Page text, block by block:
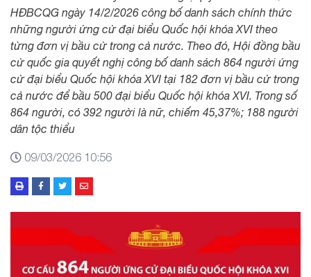
HĐBCQG ngày 14/2/2026 công bố danh sách chính thức
những người ứng cử đại biểu Quốc hội khóa XVI theo
từng đơn vị bầu cử trong cả nước. Theo đó, Hội đồng bầu
cử quốc gia quyết nghị công bố danh sách 864 người ứng
cử đại biểu Quốc hội khóa XVI tại 182 đơn vị bầu cử trong
cả nước để bầu 500 đại biểu Quốc hội khóa XVI. Trong số
864 người, có 392 người là nữ, chiếm 45,37%; 188 người
dân tộc thiểu
09/03/2026 10:56